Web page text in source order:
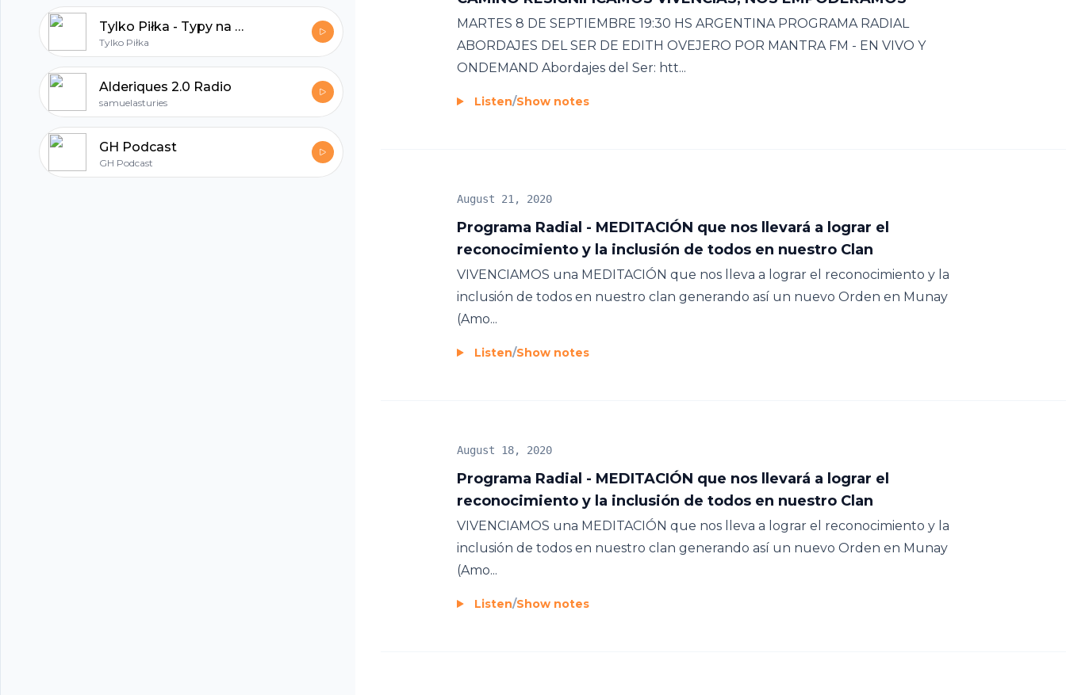
Tylko Piłka - Typy na dziś #kasujemy
Tylko Piłka
Alderiques 2.0 Radio
samuelasturies
GH Podcast
GH Podcast
MARTES 8 DE SEPTIEMBRE 19:30 HS ARGENTINA PROGRAMA RADIAL
ABORDAJES DEL SER DE EDITH OVEJERO POR MANTRA FM - EN VIVO Y
ONDEMAND Abordajes del Ser: htt...
Listen/Show notes
Programa Radial - MEDITACIÓN que nos llevará a lograr el
reconocimiento y la inclusión de todos en nuestro Clan
August 21, 2020
VIVENCIAMOS una MEDITACIÓN que nos lleva a lograr el reconocimiento y la
inclusión de todos en nuestro clan generando así un nuevo Orden en Munay
(Amo...
Listen/Show notes
Programa Radial - MEDITACIÓN que nos llevará a lograr el
reconocimiento y la inclusión de todos en nuestro Clan
August 18, 2020
VIVENCIAMOS una MEDITACIÓN que nos lleva a lograr el reconocimiento y la
inclusión de todos en nuestro clan generando así un nuevo Orden en Munay
(Amo...
Listen/Show notes